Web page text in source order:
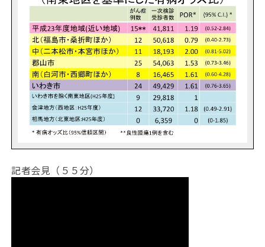
記者会見（５５分）